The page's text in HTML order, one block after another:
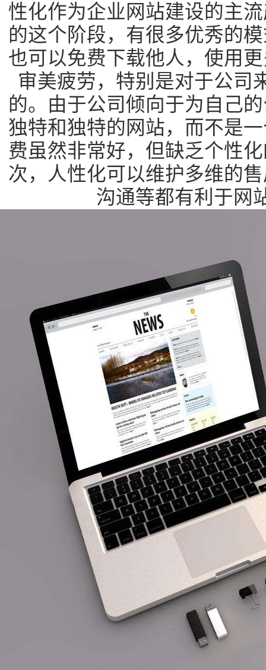
性化作为企业网站建设的主
的这个阶段，有很多优秀的
也可以免费下载他人，使用
审美疲劳，特别是对于公司
的。由于公司倾向于为自己
独特和独特的网站，而不是
费虽然非常好，但缺乏个性
次，人性化可以维护多维的
沟通等都有利于网